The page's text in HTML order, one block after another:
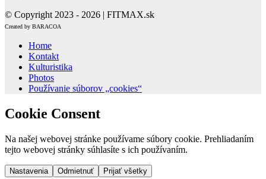
© Copyright 2023 - 2026 | FITMAX.sk
Created by BARACOA
Home
Kontakt
Kulturistika
Photos
Používanie súborov „cookies“